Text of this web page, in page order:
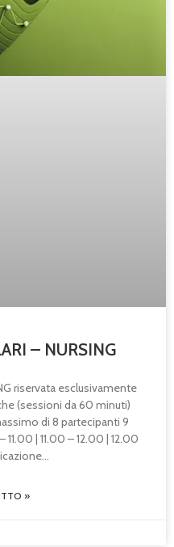
– NURSING
riservata esclusivamente
(sessioni da 60 minuti)
di 8 partecipanti 9
| 11.00 – 12.00 | 12.00
»